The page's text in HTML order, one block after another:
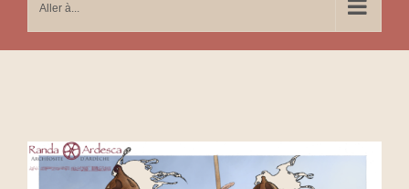
Aller à...
Voir
l'image